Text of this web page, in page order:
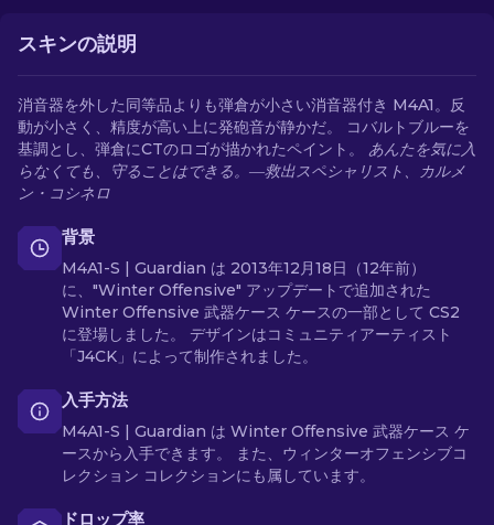
スキンの説明
消音器を外した同等品よりも弾倉が小さい消音器付き M4A1。反
動が小さく、精度が高い上に発砲音が静かだ。 コバルトブルーを
基調とし、弾倉にCTのロゴが描かれたペイント。 あんたを気に入
らなくても、守ることはできる。―救出スペシャリスト、カルメ
ン・コシネロ
背景
M4A1-S | Guardian は 2013年12月18日（12年前）
に、"Winter Offensive" アップデートで追加された
Winter Offensive 武器ケース ケースの一部として CS2
に登場しました。 デザインはコミュニティアーティスト
「J4CK」によって制作されました。
入手方法
M4A1-S | Guardian は Winter Offensive 武器ケース ケ
ースから入手できます。 また、ウィンターオフェンシブコ
レクション コレクションにも属しています。
ドロップ率